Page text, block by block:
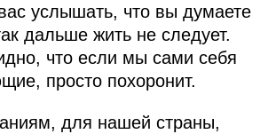
услышать, что вы думаете
дальше жить не следует.
что если мы сами себя
просто похоронит.
для нашей страны,